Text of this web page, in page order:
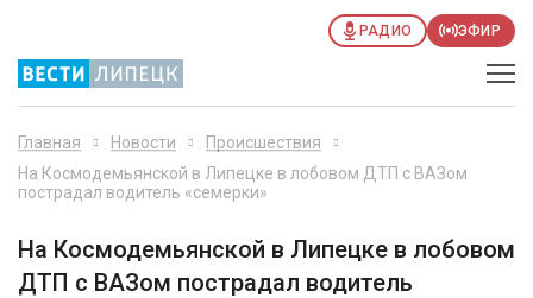
РАДИО ЭФИР
Главная Новости
Происшествия
На Космодемьянской в Липецке в лобовом ДТП с ВАЗом
пострадал водитель «семерки»
На Космодемьянской в Липецке в лобовом
ДТП с ВАЗом пострадал водитель